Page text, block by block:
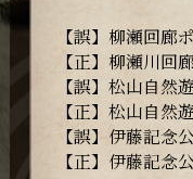
【誤】柳瀬回廊
【正】柳瀬川回
【誤】松山自然
【正】松山自然
【誤】伊藤記念
【正】伊藤記念